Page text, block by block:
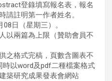
登錄填寫報名表，報名
請註明第一作者姓名。
日（星期三）。
以兩篇為上限（贊助會員不
之格式完稿，頁數含圖表不
時以word及pdf二種檔案格式
築研究成果發表會網站